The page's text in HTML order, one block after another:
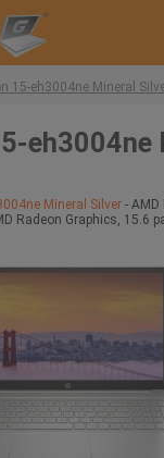
15-eh3004ne Mineral
eh3004ne
Mineral Silver - AMD
Radeon Graphics, 15.6